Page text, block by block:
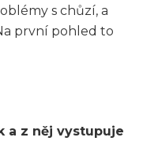
s chůzí, a
první pohled to
a z něj vystupuje